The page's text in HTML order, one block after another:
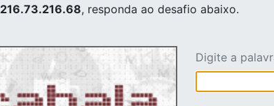
216.73.216.68, responda ao desafio abaixo.
Digite a